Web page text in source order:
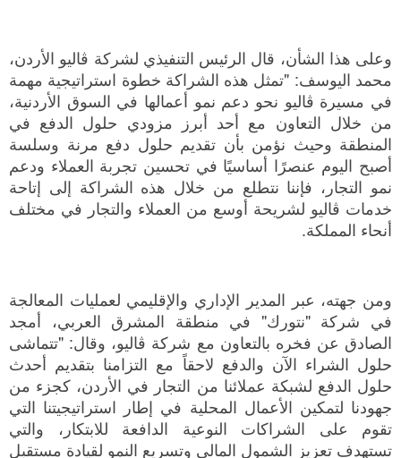
وعلى هذا الشأن، قال الرئيس التنفيذي لشركة ڤاليو الأردن،
محمد اليوسف: "تمثل هذه الشراكة خطوة استراتيجية مهمة
في مسيرة ڤاليو نحو دعم نمو أعمالها في السوق الأردنية،
من خلال التعاون مع أحد أبرز مزودي حلول الدفع في
المنطقة وحيث نؤمن بأن تقديم حلول دفع مرنة وسلسة
أصبح اليوم عنصرًا أساسيًا في تحسين تجربة العملاء ودعم
نمو التجار، فإننا نتطلع من خلال هذه الشراكة إلى إتاحة
خدمات ڤاليو لشريحة أوسع من العملاء والتجار في مختلف
أنحاء المملكة.
ومن جهته، عبر المدير الإداري والإقليمي لعمليات المعالجة
في شركة "نتورك" في منطقة المشرق العربي، أمجد
الصادق عن فخره بالتعاون مع شركة ڤاليو، وقال: "تتماشى
حلول الشراء الآن والدفع لاحقاً مع التزامنا بتقديم أحدث
حلول الدفع لشبكة عملائنا من التجار في الأردن، كجزء من
جهودنا لتمكين الأعمال المحلية في إطار استراتيجيتنا التي
تقوم على الشراكات النوعية الدافعة للابتكار، والتي
تستهدف تعزيز الشمول المالي وتسريع النمو لقيادة مستقبل